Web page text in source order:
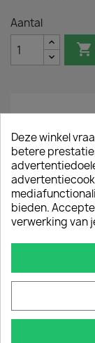
Aantal

De Q-Top
zeer
de Ford
dakdragers
duurzaam
en zijn
Een goed
vervoert.
De set
Deze winkel
betere
bieden.
verwerking van